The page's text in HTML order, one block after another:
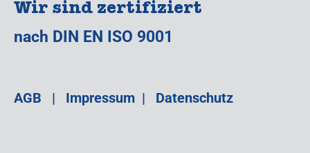
Wir sind zertifiziert
nach DIN EN ISO 9001
AGB | Impressum | Datenschutz